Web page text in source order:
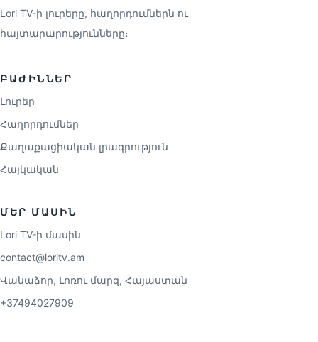
Lori TV-ի լուրերը, հաղորդումներն ու
հայտարարությունները։
ԲԱԺԻՆՆԵՐ
Լուրեր
Հաղորդումներ
Քաղաքացիական լրագրություն
Հայկական
ՄԵՐ ՄԱՍԻՆ
Lori TV-ի մասին
contact@loritv.am
Վանաձոր, Լոռու մարզ, Հայաստան
+37494027909